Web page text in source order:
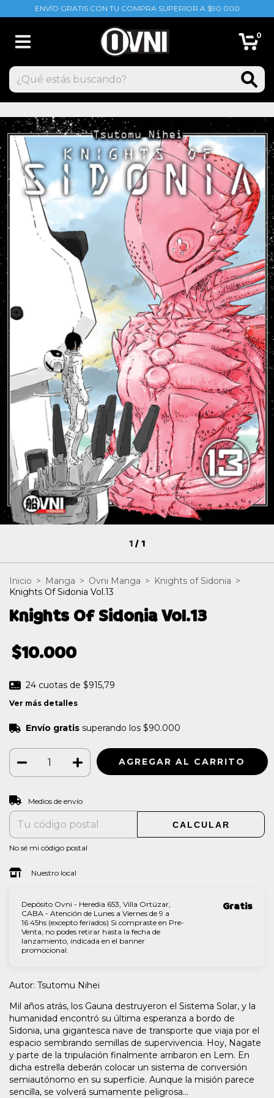
ENVÍO GRATIS CON TU COMPRA SUPERIOR A $90.000
0
1/1
Inicio > Manga > Ovni Manga > Knights of Sidonia >
Knights Of Sidonia Vol.13
Knights Of Sidonia Vol.13
$10.000
24 cuotas de $915,79
Ver más detalles
Envío gratis superando los $90.000
Entregas para el CP:
Medios de envío
CALCULAR
No sé mi código postal
Nuestro local
Depósito Ovni - Heredia 653, Villa Ortúzar,
CABA - Atención de Lunes a Viernes de 9 a
16:45hs (excepto feriados) Si compraste en Pre-
Venta, no podes retirar hasta la fecha de
lanzamiento, indicada en el banner
promocional.
Gratis
Autor: Tsutomu Nihei
Mil años atrás, los Gauna destruyeron el Sistema Solar, y la
humanidad encontró su última esperanza a bordo de
Sidonia, una gigantesca nave de transporte que viaja por el
espacio sembrando semillas de supervivencia. Hoy, Nagate
y parte de la tripulación finalmente arribaron en Lem. En
dicha estrella deberán colocar un sistema de conversión
semiautónomo en su superficie. Aunque la misión parece
sencilla, se volverá sumamente peligrosa...